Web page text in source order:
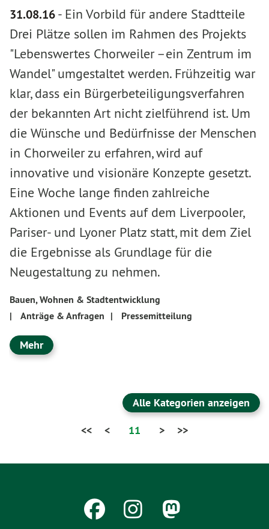
31.08.16- Ein Vorbild für andere Stadtteile
Drei Plätze sollen im Rahmen des Projekts
"Lebenswertes Chorweiler –ein Zentrum im
Wandel" umgestaltet werden. Frühzeitig war
klar, dass ein Bürgerbeteiligungsverfahren
der bekannten Art nicht zielführend ist. Um
die Wünsche und Bedürfnisse der Menschen
in Chorweiler zu erfahren, wird auf
innovative und visionäre Konzepte gesetzt.
Eine Woche lange finden zahlreiche
Aktionen und Events auf dem Liverpooler,
Pariser- und Lyoner Platz statt, mit dem Ziel
die Ergebnisse als Grundlage für die
Neugestaltung zu nehmen.
Bauen, Wohnen & Stadtentwicklung
|
Anträge & Anfragen | Pressemitteilung
Mehr
Alle Kategorien anzeigen
<<
< 11 > >>